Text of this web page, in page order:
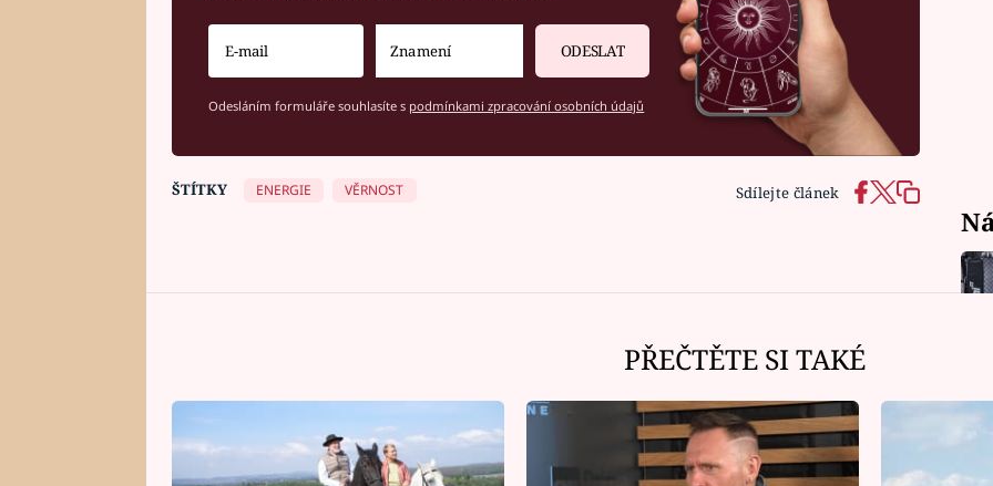
ODESLAT
Odesláním formuláře souhlasíte s podmínkami zpracování osobních údajů
Sdílejte článek
ŠTÍTKY ENERGIE VĚRNOST
PŘEČTĚTE SI TAKÉ